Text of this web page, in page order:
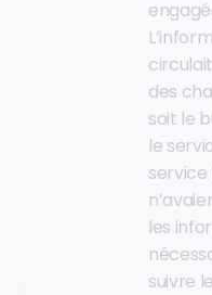
des
soit le
le
service
les
suivre